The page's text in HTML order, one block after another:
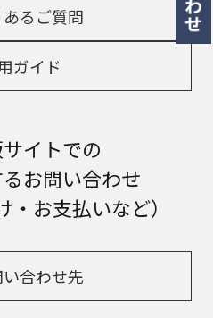
あるご質問
ガイド
イトでの
お問い合わせ
・お支払いなど）
い合わせ先